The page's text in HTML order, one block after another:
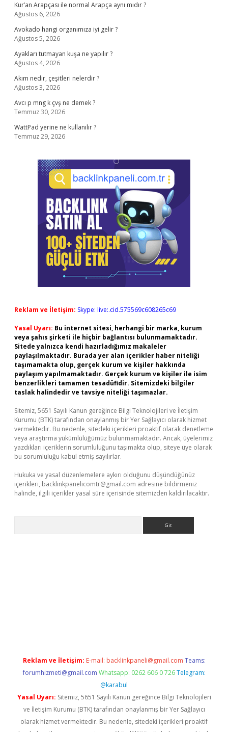
Kur’an Arapçası ile normal Arapça aynı mıdır ?
Ağustos 6, 2026
Avokado hangi organımıza iyi gelir ?
Ağustos 5, 2026
Ayakları tutmayan kuşa ne yapılır ?
Ağustos 4, 2026
Akım nedir, çeşitleri nelerdir ?
Ağustos 3, 2026
Avcı p mng k çvş ne demek ?
Temmuz 30, 2026
WattPad yerine ne kullanılır ?
Temmuz 29, 2026
Reklam ve İletişim: Skype: live:.cid.575569c608265c69
Yasal Uyarı: Bu internet sitesi, herhangi bir marka, kurum
veya şahıs şirketi ile hiçbir bağlantısı bulunmamaktadır.
Sitede yalnızca kendi hazırladığımız makaleler
paylaşılmaktadır. Burada yer alan içerikler haber niteliği
taşımamakta olup, gerçek kurum ve kişiler hakkında
paylaşım yapılmamaktadır. Gerçek kurum ve kişiler ile isim
benzerlikleri tamamen tesadüfidir. Sitemizdeki bilgiler
taslak halindedir ve tavsiye niteliği taşımazlar.
Sitemiz, 5651 Sayılı Kanun gereğince Bilgi Teknolojileri ve İletişim
Kurumu (BTK) tarafından onaylanmış bir Yer Sağlayıcı olarak hizmet
vermektedir. Bu nedenle, sitedeki içerikleri proaktif olarak denetleme
veya araştırma yükümlülüğümüz bulunmamaktadır. Ancak, üyelerimiz
yazdıkları içeriklerin sorumluluğunu taşımakta olup, siteye üye olarak
bu sorumluluğu kabul etmiş sayılırlar.
Hukuka ve yasal düzenlemelere aykırı olduğunu düşündüğünüz
içerikleri, backlinkpanelicomtr@gmail.com adresine bildirmeniz
halinde, ilgili içerikler yasal süre içerisinde sitemizden kaldırılacaktır.
Reklam ve İletişim: E-mail: backlinkpaneli@gmail.com Teams:
forumhizmeti@gmail.com Whatsapp: 0262 606 0 726 Telegram:
@karabul
Yasal Uyarı: Sitemiz, 5651 Sayılı Kanun gereğince Bilgi Teknolojileri
ve İletişim Kurumu (BTK) tarafından onaylanmış bir Yer Sağlayıcı
olarak hizmet vermektedir. Bu nedenle, sitedeki içerikleri proaktif